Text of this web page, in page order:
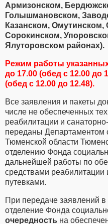
Армизонском,
Голышмановском,
Казанском, Омутинском,
Сорокинском,
Ялуторовском районах).
Режим работы
до 17.00 (обед с 12.00 до
(обед с 12.00 до 12.48).
Все заявления и пакеты
числе не обеспеченных
реабилитации и
переданы Департаментом
Тюменской области
отделению Фонда
дальнейшей работы по
средствами реабилитации
путевками.
При передаче заявлений
отделение Фонда
очередность на